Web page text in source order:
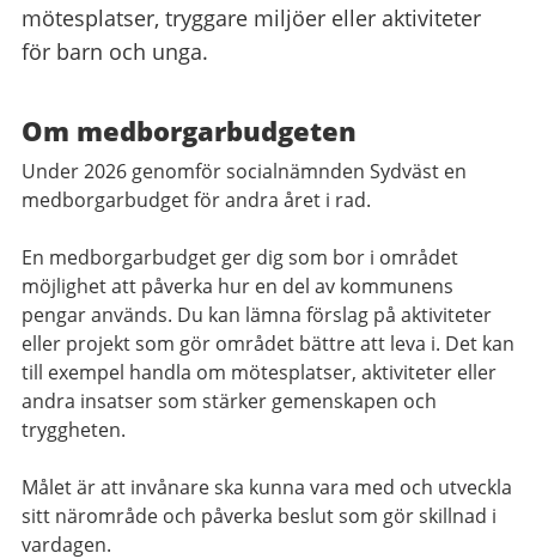
mötesplatser, tryggare miljöer eller aktiviteter
för barn och unga.
Om medborgarbudgeten
Under 2026 genomför socialnämnden Sydväst en
medborgarbudget för andra året i rad.
En medborgarbudget ger dig som bor i området
möjlighet att påverka hur en del av kommunens
pengar används. Du kan lämna förslag på aktiviteter
eller projekt som gör området bättre att leva i. Det kan
till exempel handla om mötesplatser, aktiviteter eller
andra insatser som stärker gemenskapen och
tryggheten.
Målet är att invånare ska kunna vara med och utveckla
sitt närområde och påverka beslut som gör skillnad i
vardagen.